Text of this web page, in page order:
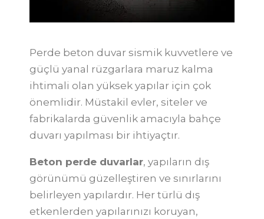
Perde beton duvar sismik kuvvetlere ve
güçlü yanal rüzgarlara maruz kalma
ihtimali olan yüksek yapılar için çok
önemlidir. Müstakil evler, siteler ve
fabrikalarda güvenlik amacıyla bahçe
duvarı yapılması bir ihtiyaçtır.
Beton perde duvarlar, yapıların dış
görünümü güzelleştiren ve sınırlarını
belirleyen yapılardır. Her türlü dış
etkenlerden yapılarınızı koruyan,